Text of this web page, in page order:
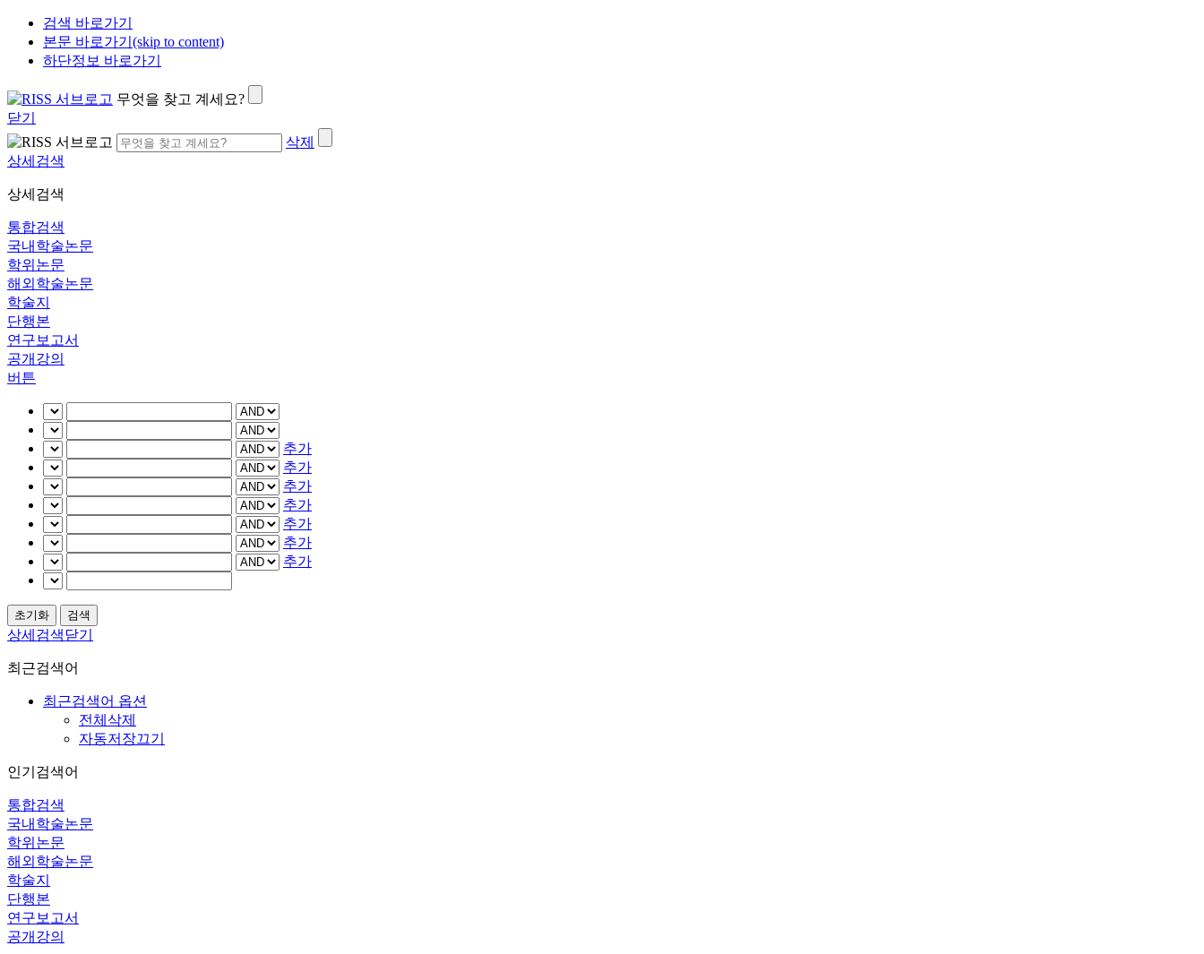
검색 바로가기
본문 바로가기(skip to content)
하단정보 바로가기
무엇을 찾고 계세요?
닫기
삭제
상세검색
상세검색
통합검색
국내학술논문
학위논문
해외학술논문
학술지
단행본
연구보고서
공개강의
버튼
추가
추가
추가
추가
추가
추가
추가
상세검색닫기
최근검색어
최근검색어 옵션
전체삭제
자동저장끄기
인기검색어
통합검색
국내학술논문
학위논문
해외학술논문
학술지
단행본
연구보고서
공개강의